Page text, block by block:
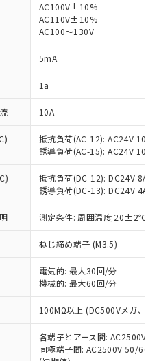
AC100V±10%
AC110V±10%
AC100～130V
5mA
1a
10A
抵抗負荷(AC-12): AC24V 10A/
誘導負荷(AC-15): AC24V
抵抗負荷(DC-12): DC24V 8A/
誘導負荷(DC-13): DC24V 4A/
測定条件: 周囲温度 20±2℃、
ねじ締め端子 (M3.5)
電気的: 最大30回/分
機械的: 最大60回/分
100MΩ以上 (DC500Vメガ、点
各端子とアース間: AC2500V
同極端子間: AC2500V 50/
ただき、同意のうえ
当社制御機器事業取扱
状況および標準価格
ていただくもので
業取扱商品の中には、
ださい。
標準価格照会結果は、
新日時点での社内デー
されるものであり、閲
の実際の在庫および標
る場合があることをご
指令（10物質）の
が提供可能な商品で
令（10物質）の非含
り替える予定のある
指令（10物質）の
で、対応品を出す予
指令（10物質）の
査中または確認中の
料など無形物で、有
い商品です。
、非含有部品として
判明した場合などや
があります。
(Hg) 1000ppm以下、 カド
以下、ポリ臭化ビフェニル
リ臭化ジフェニルエーテル類
含有率が中国RoHSの
を示します。
含有率が中国RoHSの
とを示します。
当社販売部門へお問
(GB/T26572)：
) : 1000ppm、 Cd(カドミウ
、 PBBs(ポリ臭化ビフェ
貴社製品のうち、外国
貿易法に定める商品
提供する場合は、日本
(または役務取引許
どの必要な手続きを